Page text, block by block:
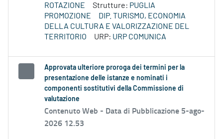
ROTAZIONE
Strutture: PUGLIA
PROMOZIONE
DIP. TURISMO, ECONOMIA
DELLA CULTURA E VALORIZZAZIONE DEL
TERRITORIO
URP: URP COMUNICA
Approvata ulteriore proroga dei termini per la
presentazione delle istanze e nominati i
componenti sostitutivi della Commissione di
valutazione
Contenuto Web - Data di Pubblicazione 5-ago-
2026 12.53